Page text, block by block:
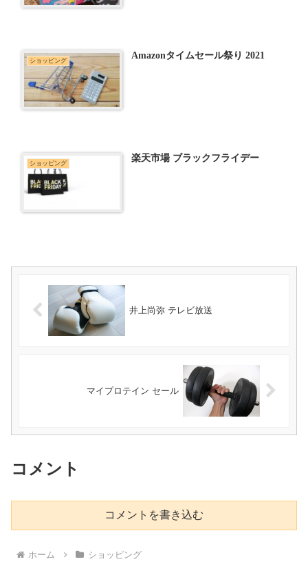
ショッピング Amazonタイムセール祭り 2021
ショッピング 楽天市場 ブラックフライデー
井上尚弥 テレビ放送
マイプロテイン セール
コメント
コメントを書き込む
ホーム ショッピング